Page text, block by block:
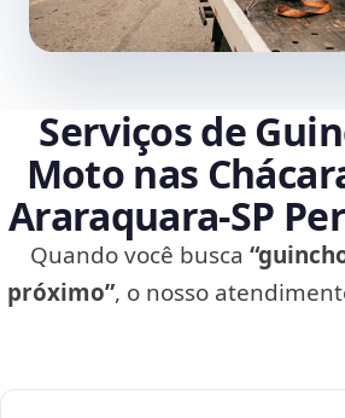
Serviços de
Moto nas
Araraquara‑SP
Quando você busca
próximo”, o nosso